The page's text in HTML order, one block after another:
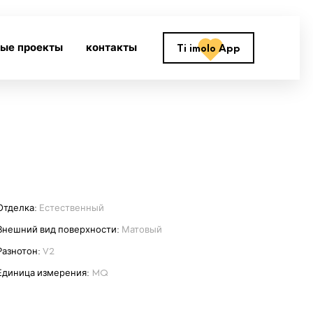
проекты контакты Ti imolo App
Естественный
вид поверхности: Матовый
V2
измерения: MQ